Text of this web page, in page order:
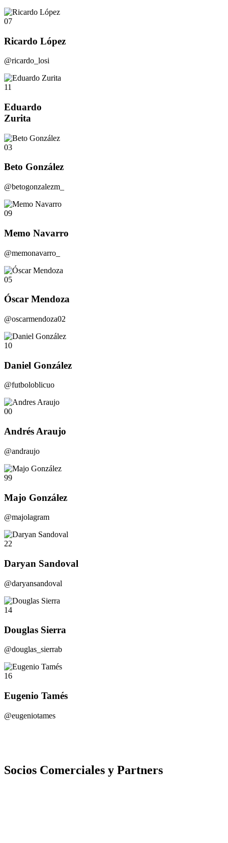
07
Ricardo López
@ricardo_losi
11
Eduardo
Zurita
03
Beto González
@betogonzalezm_
09
Memo Navarro
@memonavarro_
05
Óscar Mendoza
@oscarmendoza02
10
Daniel González
@futboloblicuo
00
Andrés Araujo
@andraujo
99
Majo González
@majolagram
22
Daryan Sandoval
@daryansandoval
14
Douglas Sierra
@douglas_sierrab
16
Eugenio Tamés
@eugeniotames
Socios Comerciales y Partners